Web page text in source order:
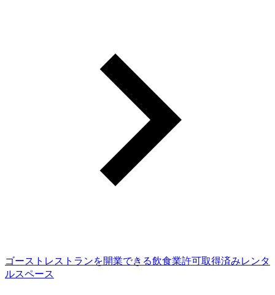
ゴーストレストランを開業できる飲食業許可取得済みレンタ
ルスペース